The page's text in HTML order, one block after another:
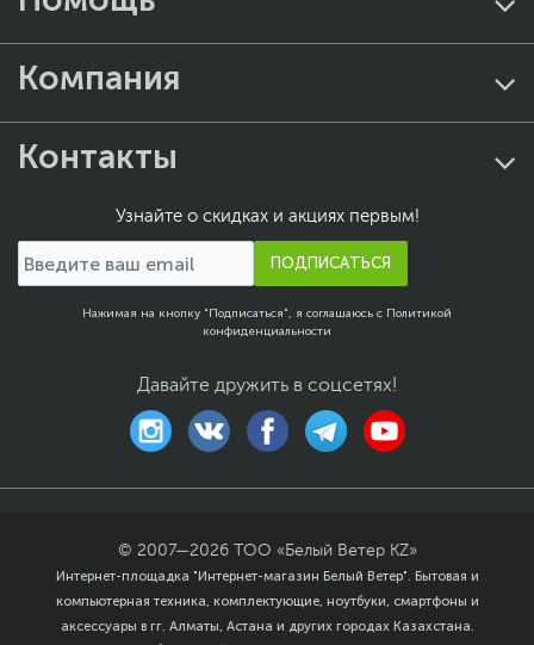
Компания
Контакты
Узнайте о скидках и акциях первым!
ПОДПИСАТЬСЯ
Нажимая на кнопку "Подписаться", я соглашаюсь с Политикой
конфиденциальности
Давайте дружить в соцсетях!
© 2007—2026
ТОО «Белый Ветер KZ»
Интернет-площадка "Интернет-магазин Белый Ветер". Бытовая и
компьютерная техника, комплектующие, ноутбуки, смартфоны и
аксессуары в гг. Алматы, Астана и других городах Казахстана.